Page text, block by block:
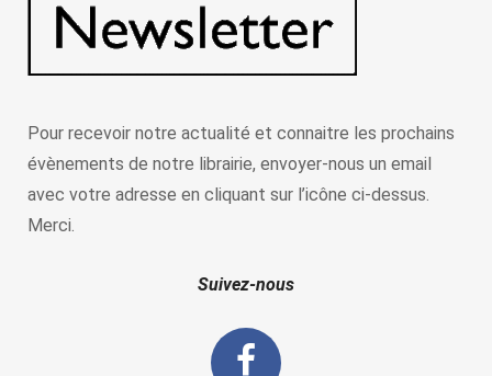
Pour recevoir notre actualité et connaitre les prochains
évènements de notre librairie, envoyer-nous un email
avec votre adresse en cliquant sur l’icône ci-dessus.
Merci.
Suivez-nous